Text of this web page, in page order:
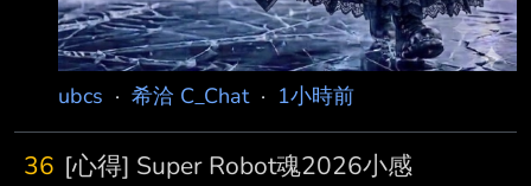
ubcs · 希洽 C_Chat· 1小時前
36 [心得] Super Robot魂2026小感